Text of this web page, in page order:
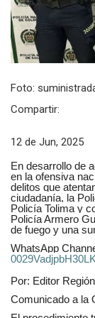
Foto:
Compartir:
12 de Jun, 2025
En desarrollo de
en la ofensiva
delitos que
ciudadanía, la
Policía Tolima y
Policía Armero
de fuego y una
WhatsApp
Por: Editor
Comunicado a la